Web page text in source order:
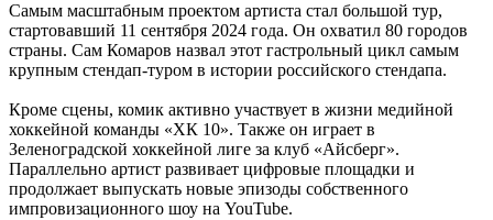
Самым масштабным проектом артиста стал большой тур,
стартовавший 11 сентября 2024 года. Он охватил 80 городов
страны. Сам Комаров назвал этот гастрольный цикл самым
крупным стендап-туром в истории российского стендапа.
Кроме сцены, комик активно участвует в жизни медийной
хоккейной команды «ХК 10». Также он играет в
Зеленоградской хоккейной лиге за клуб «Айсберг».
Параллельно артист развивает цифровые площадки и
продолжает выпускать новые эпизоды собственного
импровизационного шоу на YouTube.